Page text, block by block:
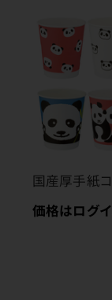
国産厚手紙
価格はログ